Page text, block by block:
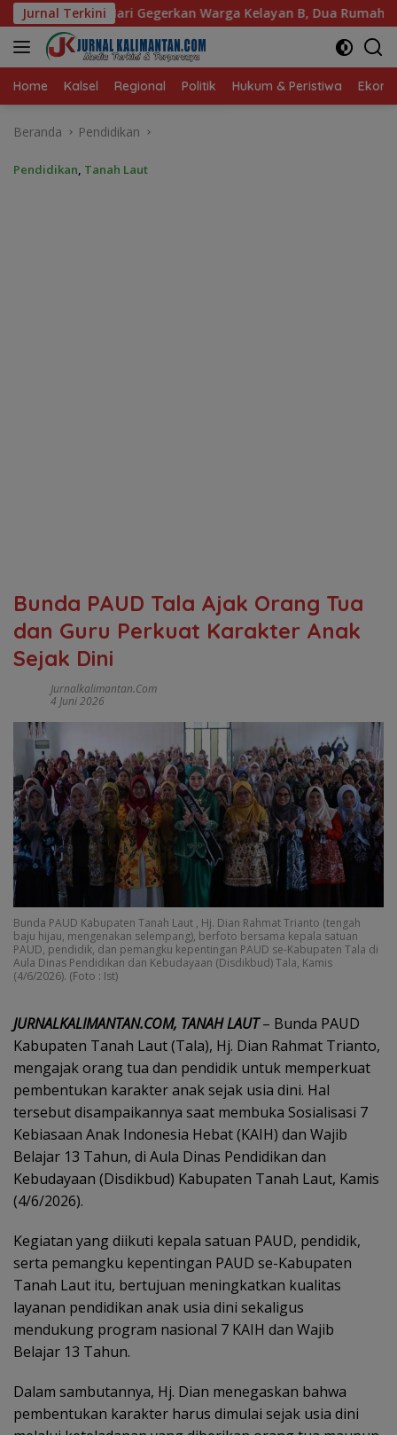
Langsung
ke
konten
Jurnal Terkini
Kelayan B, Dua Rumah dan Bedakan Terbakar
Home Kalsel Regional Politik Hukum & Peristiwa
Beranda Pendidikan
Pendidikan, Tanah Laut
Bunda PAUD Tala Ajak Orang Tua
dan Guru Perkuat Karakter Anak
Sejak Dini
Jurnalkalimantan.com
4 Juni 2026
Bunda PAUD Kabupaten Tanah Laut , Hj. Dian Rahmat Trianto (tengah
baju hijau, mengenakan selempang), berfoto bersama kepala satuan
PAUD, pendidik, dan pemangku kepentingan PAUD se-Kabupaten Tala di
Aula Dinas Pendidikan dan Kebudayaan (Disdikbud) Tala, Kamis
(4/6/2026). (Foto : Ist)
JURNALKALIMANTAN.COM, TANAH LAUT– Bunda PAUD
Kabupaten Tanah Laut (Tala), Hj. Dian Rahmat Trianto,
mengajak orang tua dan pendidik untuk memperkuat
pembentukan karakter anak sejak usia dini. Hal
tersebut disampaikannya saat membuka Sosialisasi 7
Kebiasaan Anak Indonesia Hebat (KAIH) dan Wajib
Belajar 13 Tahun, di Aula Dinas Pendidikan dan
Kebudayaan (Disdikbud) Kabupaten Tanah Laut, Kamis
(4/6/2026).
Kegiatan yang diikuti kepala satuan PAUD, pendidik,
serta pemangku kepentingan PAUD se-Kabupaten
Tanah Laut itu, bertujuan meningkatkan kualitas
layanan pendidikan anak usia dini sekaligus
mendukung program nasional 7 KAIH dan Wajib
Belajar 13 Tahun.
Dalam sambutannya, Hj. Dian menegaskan bahwa
pembentukan karakter harus dimulai sejak usia dini